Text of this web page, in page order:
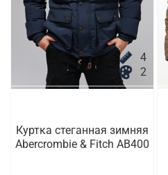
4
2
Куртка стеганная зимняя
Abercrombie & Fitch AB400